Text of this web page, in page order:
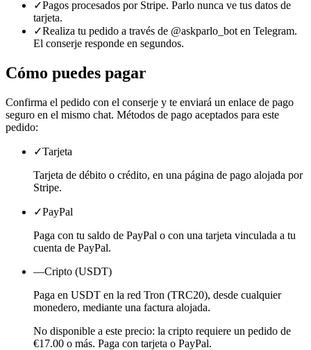
✓Pagos procesados por Stripe. Parlo nunca ve tus datos de
tarjeta.
✓Realiza tu pedido a través de @askparlo_bot en Telegram.
El conserje responde en segundos.
Cómo puedes pagar
Confirma el pedido con el conserje y te enviará un enlace de pago
seguro en el mismo chat. Métodos de pago aceptados para este
pedido:
✓Tarjeta
Tarjeta de débito o crédito, en una página de pago alojada por
Stripe.
✓PayPal
Paga con tu saldo de PayPal o con una tarjeta vinculada a tu
cuenta de PayPal.
—Cripto (USDT)
Paga en USDT en la red Tron (TRC20), desde cualquier
monedero, mediante una factura alojada.
No disponible a este precio: la cripto requiere un pedido de
€17.00 o más. Paga con tarjeta o PayPal.